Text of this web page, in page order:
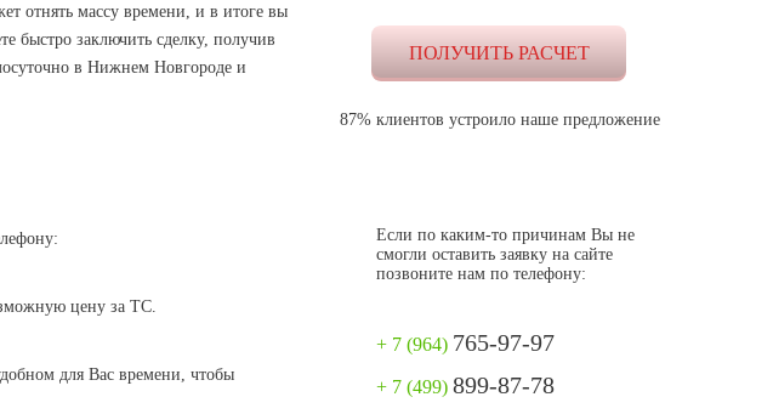
87% клиентов устроило наше предложение
Если по каким-то причинам Вы не
смогли оставить заявку на сайте
позвоните нам по телефону:
+ 7 (964) 765-97-97
+ 7 (499) 899-87-78
отнять массу времени, и в итоге вы
быстро заключить сделку, получив
в Нижнем Новгороде и
цену за ТС.
для Вас времени, чтобы